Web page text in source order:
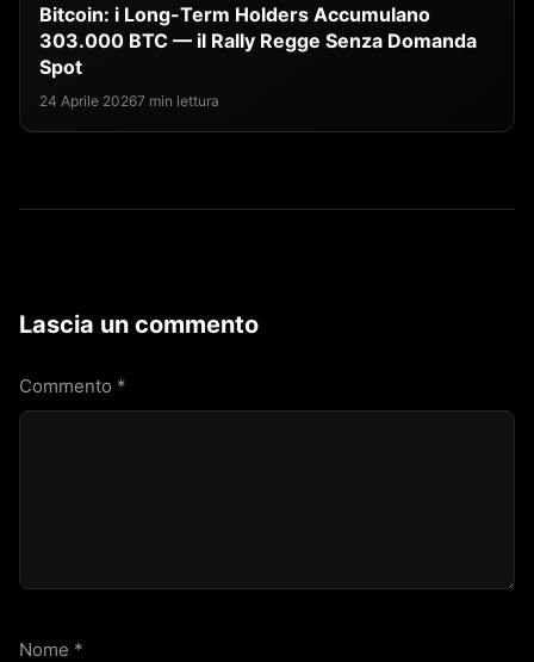
Bitcoin: i Long-Term Holders Accumulano
303.000 BTC — il Rally Regge Senza Domanda
Spot
24 Aprile 20267 min lettura
Lascia un commento
Commento *
Nome *